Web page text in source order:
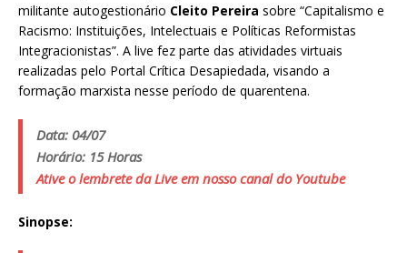
militante autogestionário Cleito Pereira sobre “Capitalismo e
Racismo: Instituições, Intelectuais e Políticas Reformistas
Integracionistas”. A live fez parte das atividades virtuais
realizadas pelo Portal Crítica Desapiedada, visando a
formação marxista nesse período de quarentena.
Data: 04/07
Horário: 15 Horas
Ative o lembrete da Live em nosso canal do Youtube
Sinopse: